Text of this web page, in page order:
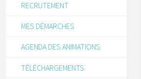
RECRUTEMENT
MES DÉMARCHES
AGENDA DES ANIMATIONS
TÉLÉCHARGEMENTS